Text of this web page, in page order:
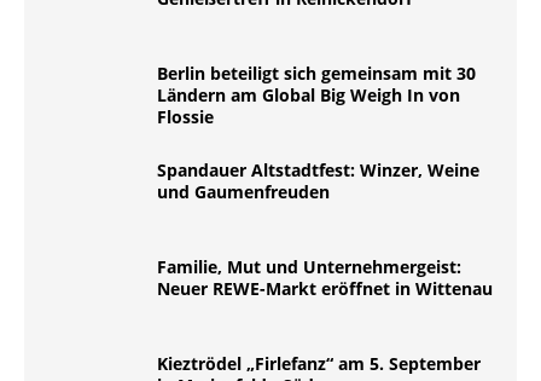
Berlin beteiligt sich gemeinsam mit 30
Ländern am Global Big Weigh In von
Flossie
Spandauer Altstadtfest: Winzer, Weine
und Gaumenfreuden
Familie, Mut und Unternehmergeist:
Neuer REWE-Markt eröffnet in Wittenau
Kieztrödel „Firlefanz“ am 5. September